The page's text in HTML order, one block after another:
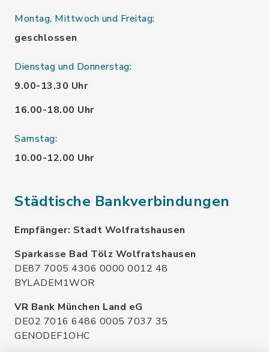
Montag, Mittwoch und Freitag:
geschlossen
Dienstag und Donnerstag:
9.00-13.30 Uhr
16.00-18.00 Uhr
Samstag:
10.00-12.00 Uhr
Städtische Bankverbindungen
Empfänger: Stadt Wolfratshausen
Sparkasse Bad Tölz Wolfratshausen
DE87 7005 4306 0000 0012 48
BYLADEM1WOR
VR Bank München Land eG
DE02 7016 6486 0005 7037 35
GENODEF1OHC